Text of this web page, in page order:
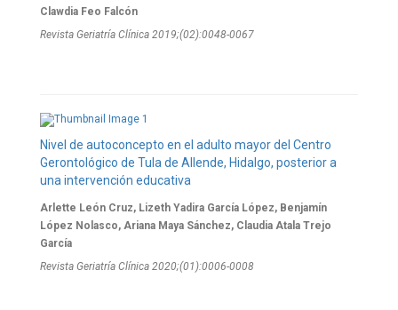
Clawdia Feo Falcón
Revista Geriatría Clí­nica 2019;(02):0048-0067
Nivel de autoconcepto en el adulto mayor del Centro
Gerontológico de Tula de Allende, Hidalgo, posterior a
una intervención educativa
Arlette León Cruz, Lizeth Yadira García López, Benjamín
López Nolasco, Ariana Maya Sánchez, Claudia Atala Trejo
García
Revista Geriatría Clí­nica 2020;(01):0006-0008